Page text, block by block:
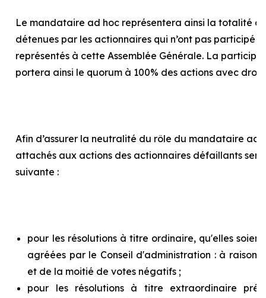
Le mandataire ad hoc représentera ainsi la totalité
détenues par les actionnaires qui n’ont pas participé
représentés à cette Assemblée Générale. La
portera ainsi le quorum à 100% des actions avec
Afin d’assurer la neutralité du rôle du mandataire ad
attachés aux actions des actionnaires défaillants
suivante :
pour les résolutions à titre ordinaire, qu'elles
agréées par le Conseil d'administration : à raison
et de la moitié de votes négatifs ;
pour les résolutions à titre extraordinaire